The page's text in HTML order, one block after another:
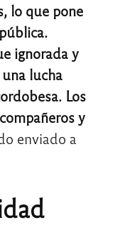
lo que pone
ignorada y
lucha
Los
y
enviado a